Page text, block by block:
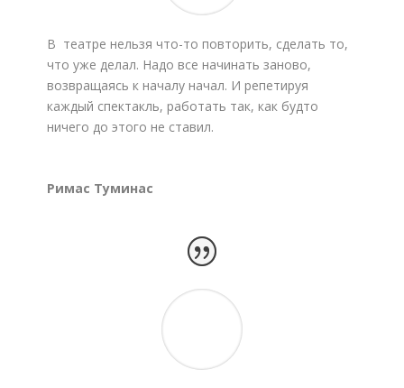
В театре нельзя что-то повторить, сделать то,
что уже делал. Надо все начинать заново,
возвращаясь к началу начал. И репетируя
каждый спектакль, работать так, как будто
ничего до этого не ставил.
Римас Туминас